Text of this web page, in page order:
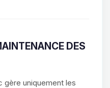
DES
gère uniquement les